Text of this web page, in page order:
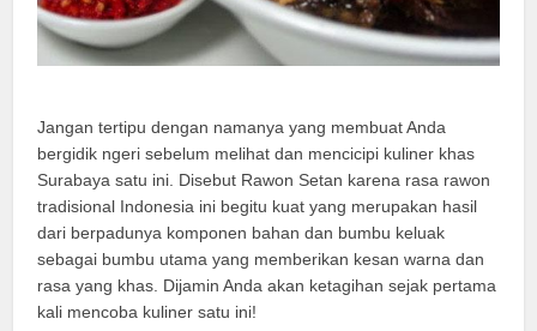
Jangan tertipu dengan namanya yang membuat Anda
bergidik ngeri sebelum melihat dan mencicipi kuliner khas
Surabaya satu ini. Disebut Rawon Setan karena rasa rawon
tradisional Indonesia ini begitu kuat yang merupakan hasil
dari berpadunya komponen bahan dan bumbu keluak
sebagai bumbu utama yang memberikan kesan warna dan
rasa yang khas. Dijamin Anda akan ketagihan sejak pertama
kali mencoba kuliner satu ini!